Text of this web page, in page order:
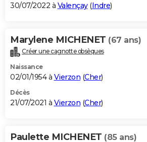
30/07/2022 à Valençay(Indre)
Marylene MICHENET (67 ans)
Créer une cagnotte obsèques
Naissance
02/01/1954 à Vierzon (Cher)
Décès
21/07/2021 à Vierzon (Cher)
Paulette MICHENET (85 ans)